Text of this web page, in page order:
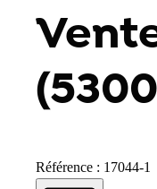
Référence : 17044-1